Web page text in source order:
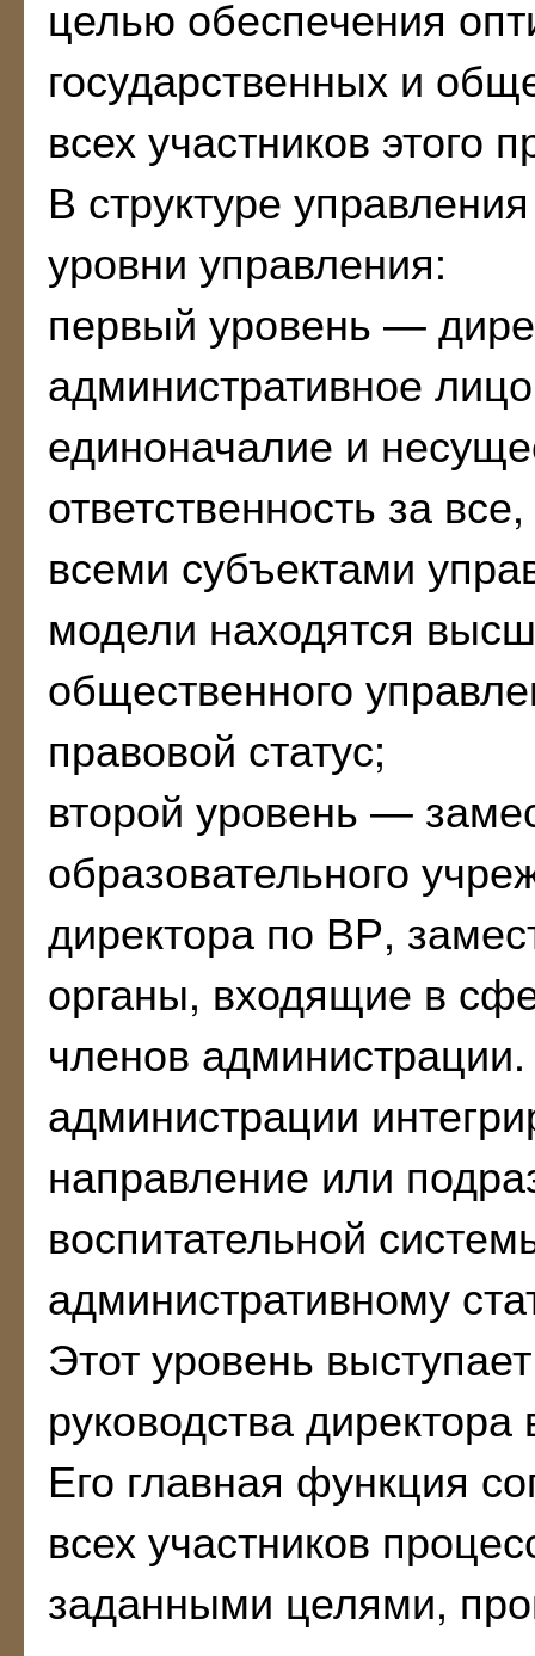
целью обеспечения
государственных и
всех участников этого
В структуре
уровни управления:
первый уровень —
административное
единоначалие и
ответственность за
всеми субъектами
модели находятся
общественного
правовой статус;
второй уровень —
образовательного
директора по ВР,
органы, входящие в
членов
администрации
направление или
воспитательной
административному
Этот уровень
руководства
Его главная функция
всех участников
заданными целями,